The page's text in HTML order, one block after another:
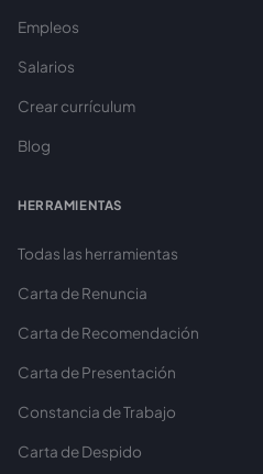
Empleos
Salarios
Crear currículum
Blog
HERRAMIENTAS
Todas las herramientas
Carta de Renuncia
Carta de Recomendación
Carta de Presentación
Constancia de Trabajo
Carta de Despido